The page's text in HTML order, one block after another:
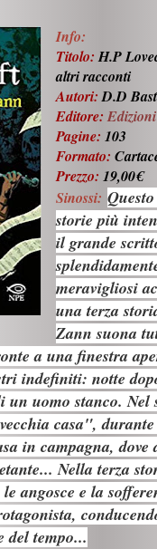
Info:
Titolo:H.P
altri racconti
Autori:D.D
Editore:
Pagine: 103
Formato:
Prezzo: 19,00€
Sinossi:
storie più
il grande
meravigliosi
una terza
Zann suona
a una finestra
indefiniti: notte
uomo stanco. Nel
casa",
in campagna, dove
Nella terza
angosce e la
del tempo...